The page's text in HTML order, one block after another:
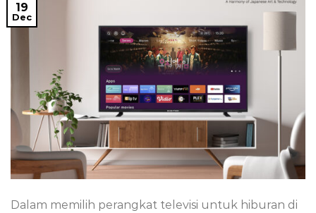
19
Dec
Dalam memilih perangkat televisi untuk hiburan di